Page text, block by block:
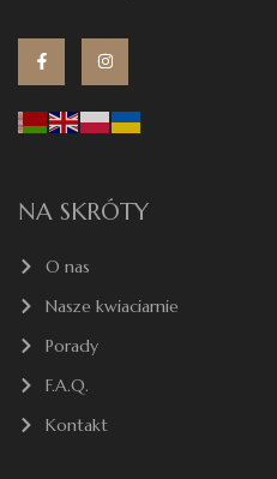
NA SKRÓTY
O nas
Nasze kwiaciarnie
Porady
F.A.Q.
Kontakt